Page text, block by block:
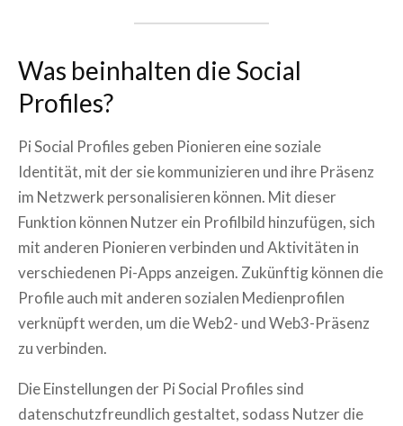
Was beinhalten die Social
Profiles?
Pi Social Profiles geben Pionieren eine soziale
Identität, mit der sie kommunizieren und ihre Präsenz
im Netzwerk personalisieren können. Mit dieser
Funktion können Nutzer ein Profilbild hinzufügen, sich
mit anderen Pionieren verbinden und Aktivitäten in
verschiedenen Pi-Apps anzeigen. Zukünftig können die
Profile auch mit anderen sozialen Medienprofilen
verknüpft werden, um die Web2- und Web3-Präsenz
zu verbinden.
Die Einstellungen der Pi Social Profiles sind
datenschutzfreundlich gestaltet, sodass Nutzer die